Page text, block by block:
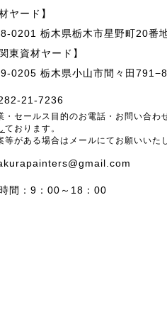
ヤード】
0201 栃木県栃木市星野町20番
東資材ヤード】
0205 栃木県小山市間々田791−8
21-7236
・セールス目的のお電話・お問い合わ
ております。
等がある場合はメールにてお願いいた
間：9：00～18：00